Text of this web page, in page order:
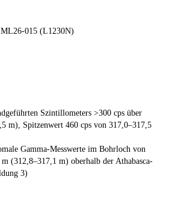
015 (L1230N)
Szintillometers >300 cps über
m), Spitzenwert 460 cps von 317,0–317,5
Gamma-Messwerte im Bohrloch von
(312,8–317,1 m) oberhalb der Athabasca-
3)